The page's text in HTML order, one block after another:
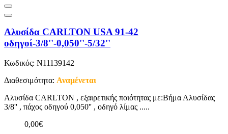
Αλυσίδα CARLTON USA 91-42
οδηγοί-3/8''-0,050''-5/32''
Κωδικός: N11139142
Διαθεσιμότητα: Αναμένεται
Αλυσίδα CARLTON , εξαιρετικής ποιότητας με:Βήμα Αλυσίδας
3/8'' , πάχος οδηγού 0,050'' , οδηγό λίμας .....
0,00€